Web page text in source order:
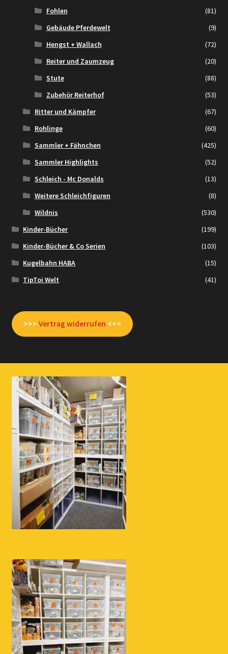
Fohlen
(81)
Gebäude Pferdewelt
(9)
Hengst + Wallach
(72)
Reiter und Zaumzeug
(20)
Stute
(88)
Zubehör Reiterhof
(53)
Ritter und Kämpfer
(67)
Rohlinge
(60)
Sammler + Fähnchen
(425)
Sammler Highlights
(52)
Schleich - Mc Donalds
(13)
Weitere Schleichfiguren
(8)
Wildnis
(530)
Kinder-Bücher
(199)
Kinder-Bücher & Co Serien
(103)
Kugelbahn HABA
(15)
TipToi Welt
(41)
>>> Vertrag widerrufen <<<